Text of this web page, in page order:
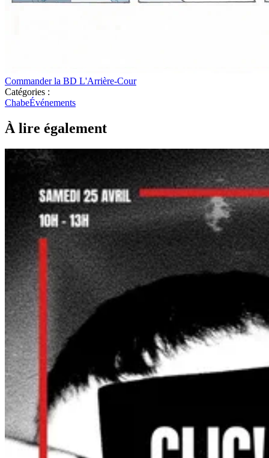
Commander la BD L'Arrière-Cour
Catégories :
ChabeÉvénements
À lire également